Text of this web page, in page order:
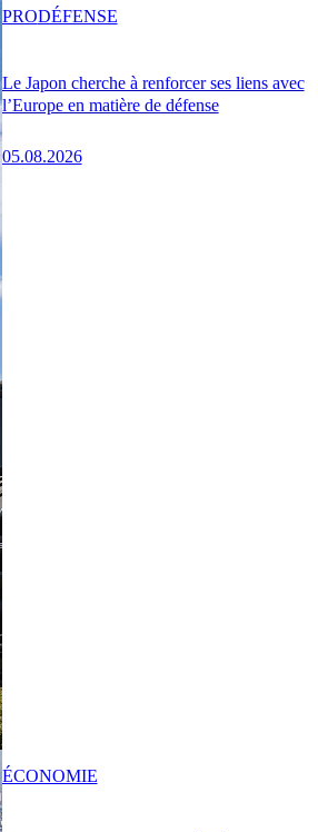
Le Japon cherche à renforcer ses liens avec
l’Europe en matière de défense
05.08.2026
PRODÉFENSE
ÉCONOMIE